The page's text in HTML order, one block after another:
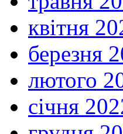
квітня
березня
лютого
січня